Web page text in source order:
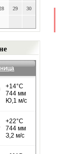
29 30